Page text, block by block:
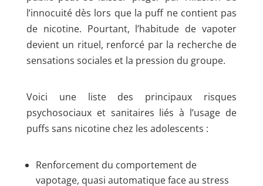
l’innocuité dès lors que la puff ne contient pas
de nicotine. Pourtant, l’habitude de vapoter
devient un rituel, renforcé par la recherche de
sensations sociales et la pression du groupe.
Voici une liste des principaux risques
psychosociaux et sanitaires liés à l’usage de
puffs sans nicotine chez les adolescents :
Renforcement du comportement de
vapotage, quasi automatique face au stress